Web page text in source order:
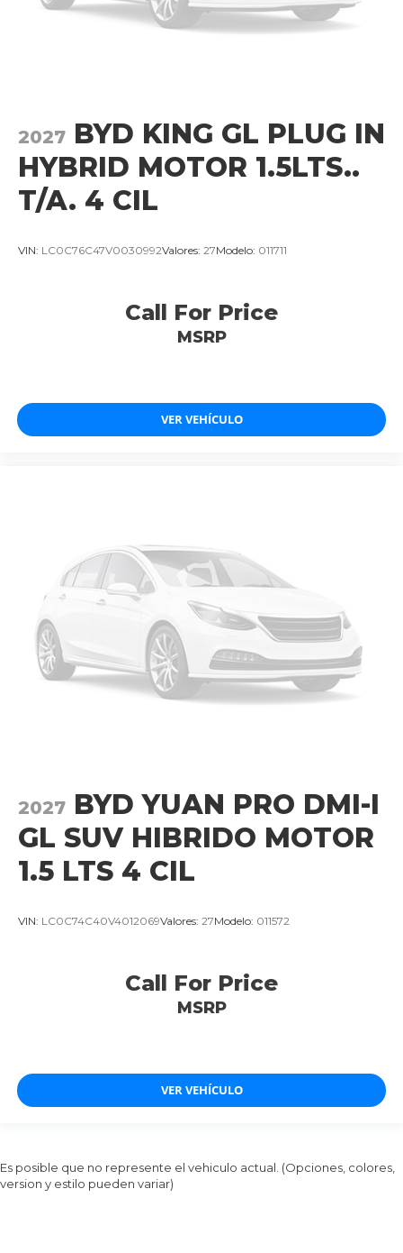
2027 BYD KING GL PLUG IN
HYBRID MOTOR 1.5LTS..
T/A. 4 CIL
VIN: LC0C76C47V0030992Valores: 27Modelo: 011711
Call For Price
MSRP
VER VEHÍCULO
2027 BYD YUAN PRO DMI-I
GL SUV HIBRIDO MOTOR
1.5 LTS 4 CIL
VIN: LC0C74C40V4012069Valores: 27Modelo: 011572
Call For Price
MSRP
VER VEHÍCULO
Es posible que no represente el vehiculo actual. (Opciones, colores,
version y estilo pueden variar)